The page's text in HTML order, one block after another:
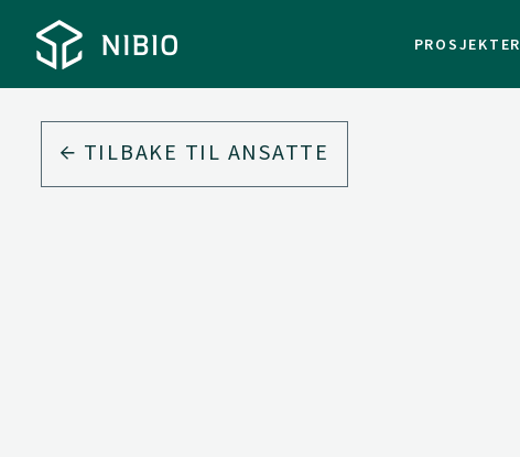
PROSJEKTER
TILBAKE TIL ANSATTE